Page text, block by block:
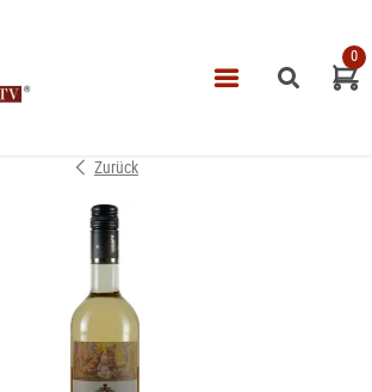
VINOTHEK
IMPRESSUM
0
Zurück